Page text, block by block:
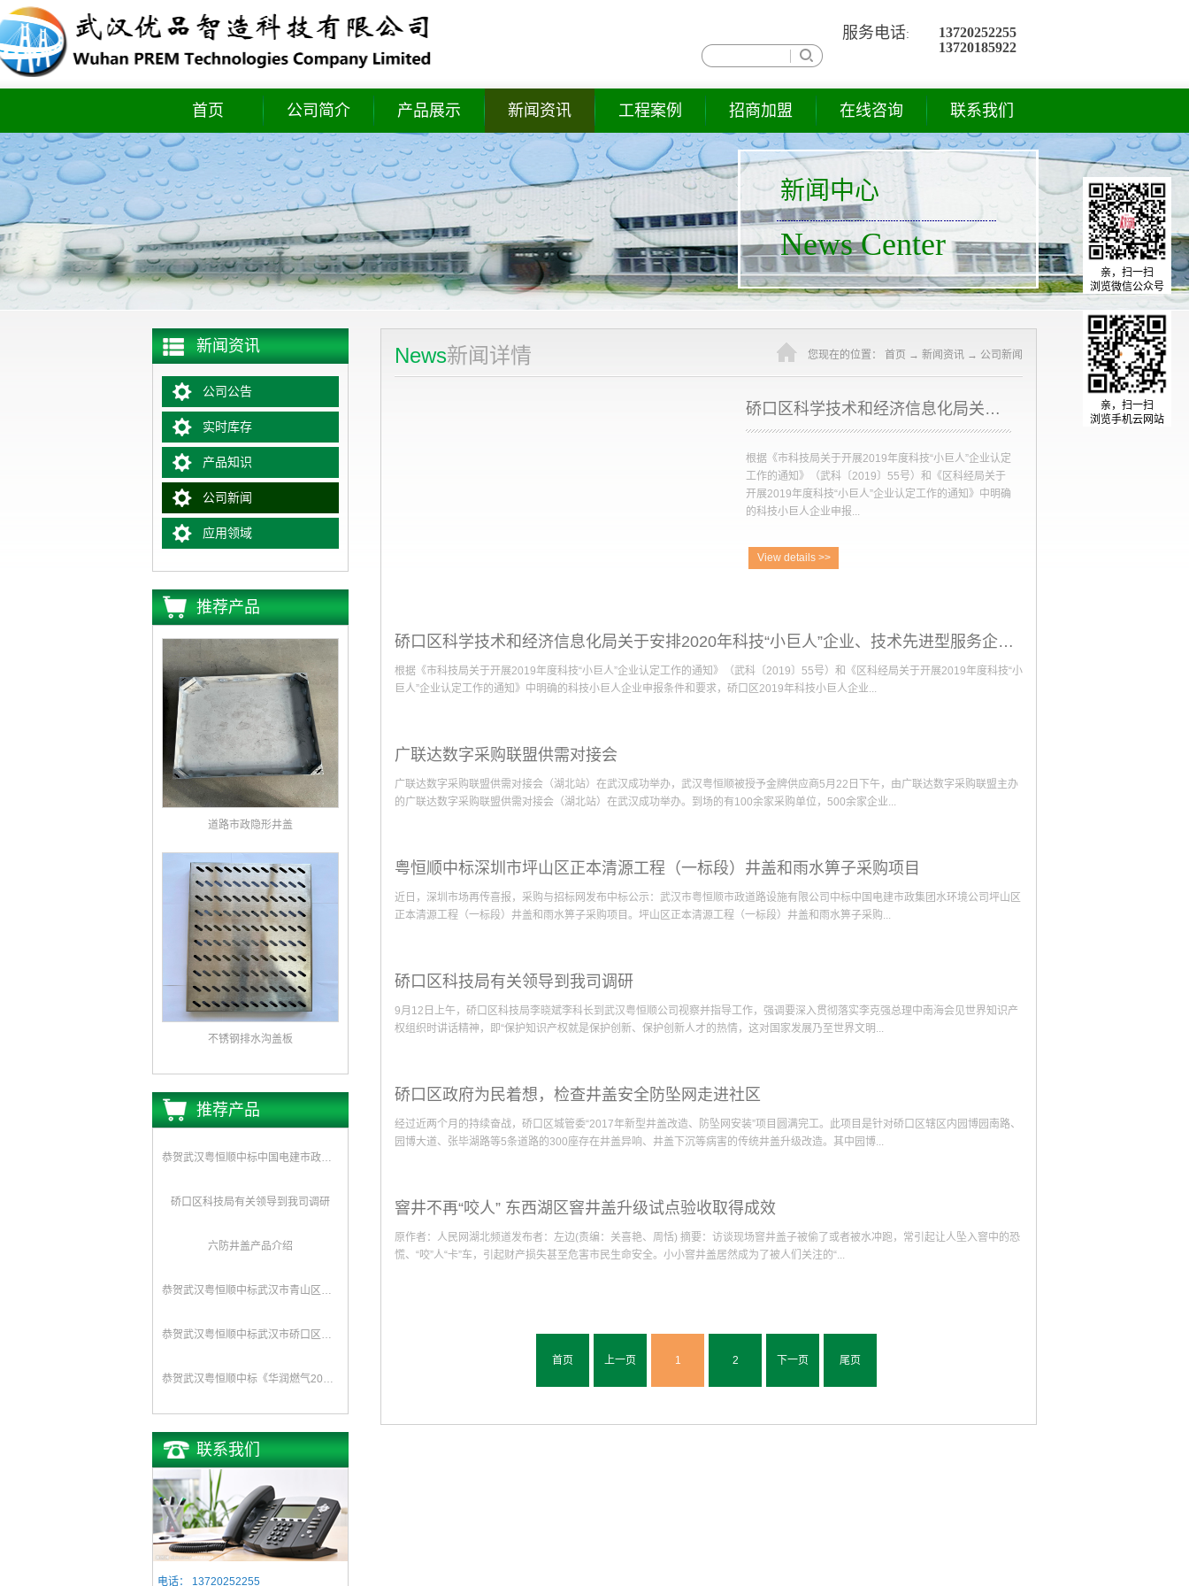
服务电话:
13720252255
13720185922
首页 公司简介 产品展示 新闻资讯 工程案例 招商加盟 在线咨询 联系我们
实时库存
新闻中心
News Center
新闻资讯
公司公告
实时库存
产品知识
公司新闻
应用领域
推荐产品
道路市政隐形井盖
不锈钢排水沟盖板
推荐产品
恭贺武汉粤恒顺中标中国电建市政集团水环境公司《坪山区正本清源工程一标段井盖和雨水箅子采购》项目
硚口区科技局有关领导到我司调研
六防井盖产品介绍
恭贺武汉粤恒顺中标武汉市青山区水务局排水队《2017年排水井盖及防坠网采购》项目
恭贺武汉粤恒顺中标武汉市硚口区城管委《新型井盖改造、防坠网安装》项目
恭贺武汉粤恒顺中标《华润燃气2016年度复合井盖采购项目》
联系我们
电话： 13720252255
News新闻详情 您现在的位置 ： 首页 → 新闻资讯 → 公司新闻
硚口区科学技术和经济信息化局关于安排2020年科技“小巨人”企业、技术先进型服务企业、创新载体、科技中介机构等补贴资金的公示
根据《市科技局关于开展2019年度科技“小巨人”企业认定
工作的通知》（武科〔2019〕55号）和《区科经局关于
开展2019年度科技“小巨人”企业认定工作的通知》中明确
的科技小巨人企业申报...
条件和要求，硚口区2019年科技小巨人企业申报认定工
民政府关于印发硚口区高新技术企业培育三年（2019—
件要求，硚口区科学技术和经济信息化局组织开展了
2020年度科技小巨人、技术先进型服务企业、创新载
实。公示接待电话区科经局党政办：83426459 区
科经局高新技术科：83426316
View details >>
硚口区科学技术和经济信息化局关于安排2020年科技“小巨人”企业、技术先进型服务企业、创新载体、科技中介机构等补贴资金的公示
根据《市科技局关于开展2019年度科技“小巨人”企业认定工作的通知》（武科〔2019〕55号）和《区科经局关于开展2019年度科技“小
巨人”企业认定工作的通知》中明确的科技小巨人企业申报条件和要求，硚口区2019年科技小巨人企业...
为2019年11月8日-11月15日。 根据《区人民政府关于印发硚口区高新技术企业培育三年（2019—2021年）行动计划的通知》（硚
政规〔2019〕3号）文件要求，硚口区科学技术和经济信息化局组织开展了2020年度科技小巨人、技术先进型服务企业、创新载体、
科技中介机构的资金补贴工作。经企业申报、材料审核等程序，现将予以补贴的名单进行公示（见附件）。公示期为2020年9月1日—9
广联达数字采购联盟供需对接会
广联达数字采购联盟供需对接会（湖北站）在武汉成功举办，武汉粤恒顺被授予金牌供应商5月22日下午，由广联达数字采购联盟主办
的广联达数字采购联盟供需对接会（湖北站）在武汉成功举办。到场的有100余家采购单位，500余家企业...
联达公司发起并运营的以建筑行业供应链企业经营以及产业领军为核心，以探讨大数据时代背景下建筑行业供应链发展机遇为目的的服
务型组织，通过精准服务赋能新时代建材供应链，推动我国建筑行业的产业升级。广联达数字采购联盟湖北区负责人赵小波就联盟的成
立为供采双方建立互信、互赢的初衷以及过往的工作做了简要介绍及汇报。广联达科技股份有限公司副总裁付永晖就建筑全过程、全要
市场以来一直坚持聆听市场需求声音、创新发展基础设施产品，并申请了多项实用新型专利。产品始终坚持高标准、高品质、高服务为
粤恒顺中标深圳市坪山区正本清源工程（一标段）井盖和雨水箅子采购项目
近日，深圳市场再传喜报，采购与招标网发布中标公示：武汉市粤恒顺市政道路设施有限公司中标中国电建市政集团水环境公司坪山区
正本清源工程（一标段）井盖和雨水箅子采购项目。坪山区正本清源工程（一标段）井盖和雨水箅子采购...
区。建设内容主要为片区各类排水小区、工业区正本清源及雨污分流达标工程。设计最大管径DN1500，新建排水管总长度约974.728
公里，项目总投资约6.2亿元。本项目中标是公司张总及市场部、技术信息中心统一部署，编标组成员共同努力的成果，是武汉粤恒顺
公司在深圳市场业务中真正意义上独立策划的第一个项目， 为开拓华南市场业务奠定了坚实的基础，同时也是粤恒顺公司的一个里程
步夯实了公司在深圳市场的基础，为公司以深圳为中心、面向广东的市场战略布局开启了新的篇章。
硚口区科技局有关领导到我司调研
9月12日上午，硚口区科技局李晓斌李科长到武汉粤恒顺公司视察并指导工作，强调要深入贯彻落实李克强总理中南海会见世界知识产
权组织时讲话精神，即“保护知识产权就是保护创新、保护创新人才的热情，这对国家发展乃至世界文明...
入了解了我司在公共基础设施井盖产品中核心技术突破方面取得的专利技术最新工作进展及存在的相关困难，并现场听取了公司近年的
工作情况汇报。李科长对我公司在工作中发扬的技术创新精神表示赞赏。李科长表示就科技局2018本年度落实的关于专利申请补贴、
年度科技创新项目申请、年度科技“小巨人”企业认定工作等相关工作取得成功，粤恒顺公司回应会积极学习科技创新相关政策，加强与
硚口区政府为民着想，检查井盖安全防坠网走进社区
经过近两个月的持续奋战，硚口区城管委“2017年新型井盖改造、防坠网安装”项目圆满完工。此项目是针对硚口区辖区内园博园南路、
园博大道、张毕湖路等5条道路的300座存在井盖异响、井盖下沉等病害的传统井盖升级改造。其中园博...
盖存在异响的全部由我公司陆经理依据规范要求更换升级为新型的球墨铸铁六防井盖。该项目还针对近年社区内出现的百姓不慎跌入污
水井等吞人事件悲剧提前做好预防工作，2017年度硚口区城建计划中增加了专项资金用于社区内检查井防坠网安装，确保市民群众生
命财产安全。此次我公司组建了5支防坠网安装施工组分别在辖区内长丰街、宝丰街、古田街、韩家墩街、宗关街、汉水桥街、汉正
我们的工作人员也组成4人小分队上...
窨井不再“咬人” 东西湖区窨井盖升级试点验收取得成效
原作者：人民网湖北频道发布者：左边(责编：关喜艳、周恬) 摘要：访谈现场窨井盖子被偷了或者被水冲跑，常引起让人坠入窨中的恐
慌、“咬”人“卡”车，引起财产损失甚至危害市民生命安全。小小窨井盖居然成为了被人们关注的“...
程计划，让东西湖区窨井盖不再“咬人”。本期《城管聊天室》邀请到参与到东西湖本次试点验收活动中的两位专家、负责人，东西湖城
首页 上一页 1 2 下一页 尾页
亲，扫一扫
浏览手机云网站
亲，扫一扫
浏览微信公众号